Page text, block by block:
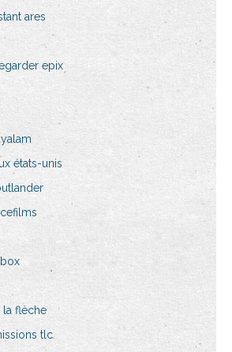
ares
epix
états-unis
la flèche
tlc